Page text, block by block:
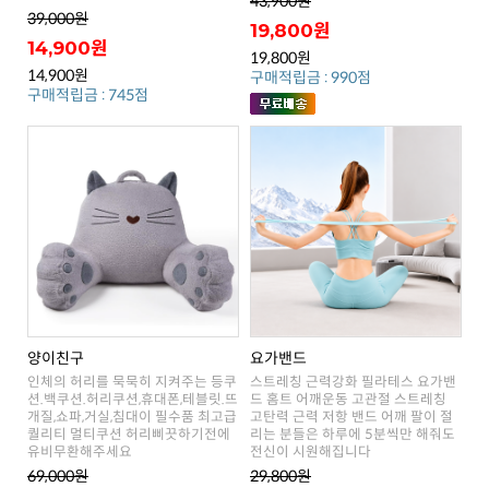
39,000원
14,900원
14,900원
구매적립금 : 745점
19,800원
19,800원
구매적립금 : 990점
양이친구
유비무환해주세요
69,000원
요가밴드
전신이 시원해집니다
29,800원